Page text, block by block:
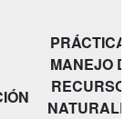
MANEJO
RECURSOS